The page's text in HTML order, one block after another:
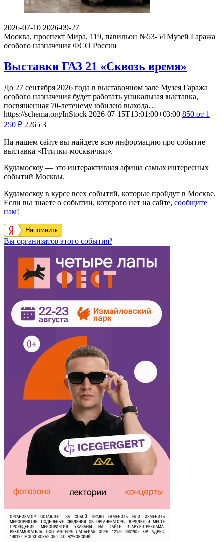
2026-07-10 2026-09-27
Москва, проспект Мира, 119, павильон №53-54 Музей Гаража
особого назначения ФСО России
Выставки ГАЗ 21 «Сквозь время»
До 27 сентября 2026 года в выставочном зале Музея Гаража
особого назначения будет работать уникальная выставка,
посвященная 70-летенему юбилею выхода…
https://schema.org/InStock 2026-07-15T13:01:00+03:00 850 от 1
250 ₽ 2265 3
На нашем сайте вы найдете всю информацию про событие
выставка «Птички-москвички».
Кудамоскоу — это интерактивная афиша самых интересных
событий Москвы.
Кудамоскоу в курсе всех событий, которые пройдут в Москве.
Если вы знаете о событии, которого нет на сайте, сообщите
нам!
Напомнить
Вы организатор этого события?